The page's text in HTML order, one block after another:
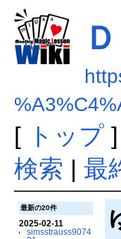
[ トップ
検索 | 最
最新の20件
2025-02-11
simsstrauss9074